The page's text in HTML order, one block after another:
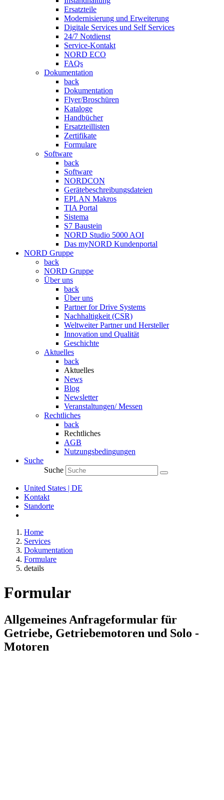
Ersatzteile
Modernisierung und Erweiterung
Digitale Services und Self Services
24/7 Notdienst
Service-Kontakt
NORD ECO
FAQs
Dokumentation
back
Dokumentation
Flyer/Broschüren
Kataloge
Handbücher
Ersatzteillisten
Zertifikate
Formulare
Software
back
Software
NORDCON
Gerätebeschreibungsdateien
EPLAN Makros
TIA Portal
Sistema
S7 Baustein
NORD Studio 5000 AOI
Das myNORD Kundenportal
NORD Gruppe
back
NORD Gruppe
Über uns
back
Über uns
Partner for Drive Systems
Nachhaltigkeit (CSR)
Weltweiter Partner und Hersteller
Innovation und Qualität
Geschichte
Aktuelles
back
Aktuelles
News
Blog
Newsletter
Veranstaltungen/ Messen
Rechtliches
back
Rechtliches
AGB
Nutzungsbedingungen
Suche
Suche
United States | DE
Kontakt
Standorte
Home
Services
Dokumentation
Formulare
details
Formular
Allgemeines Anfrageformular für
Getriebe, Getriebemotoren und Solo -
Motoren